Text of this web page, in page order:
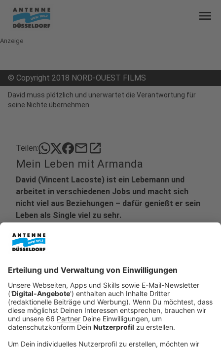
menu
Anzeige
© Copyright 2018 NORD-OUEST FILMS
David muss plötzlich und unerwartet die Verantwortung für
seine Nichte übernehmen.
Teilen: mailopen_in_new
Mein Leben mit Armanda
David (Vincent Lacoste) ist ein Lebemann und
arbeitet in verschiedenen Jobs und macht sich
nicht viel aus Beziehungen – dafür genießt er sein
Leben als Single viel zu sehr.
Veröffentlicht:
Wenn es seine Zeit zulässt, stattet er seiner
Schwester Sandrine (Ophélia Kolb) und ihrer Tochter
Amanda (Isaure Multrier) einen Besuch ab. Dabei
schlägt er zwei Fliegen mit einer Klappe, denn so hat
er die Chance Léna (Stacy Martin) zu treffen, für die